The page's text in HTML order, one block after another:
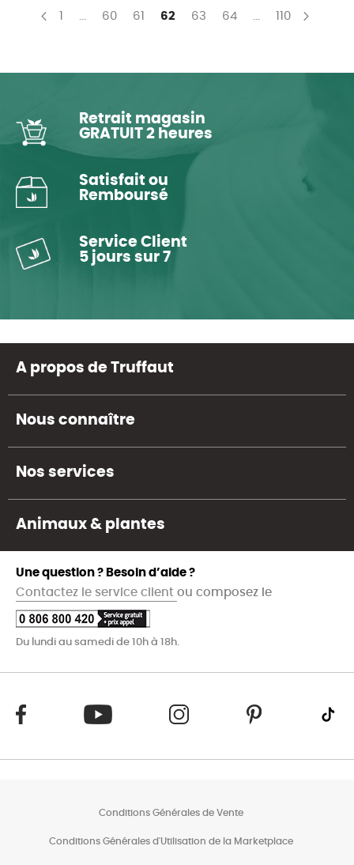
Précédent
Page... Page
60 Page
61 You're currently reading page
62 Page
63 Page
64 ... Page
110
Retrait magasin
GRATUIT 2 heures
Satisfait ou
Remboursé
Service Client
5 jours sur 7
A propos de Truffaut
Nous connaître
Nos services
Animaux & plantes
Une question ? Besoin d’aide ?
Contactez le service client ou composez le
Du lundi au samedi de 10h à 18h.
Conditions Générales de Vente
Conditions Générales d'Utilisation de la Marketplace